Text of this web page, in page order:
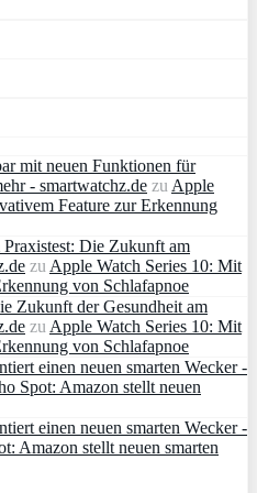
mit neuen Funktionen für
- smartwatchz.de zuApple
Feature zur Erkennung
Die Zukunft am
zuApple Watch Series 10: Mit
von Schlafapnoe
Zukunft der Gesundheit am
zuApple Watch Series 10: Mit
von Schlafapnoe
einen neuen smarten Wecker -
Spot: Amazon stellt neuen
einen neuen smarten Wecker -
Amazon stellt neuen smarten